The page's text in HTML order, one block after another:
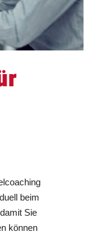
beim
Sie
können